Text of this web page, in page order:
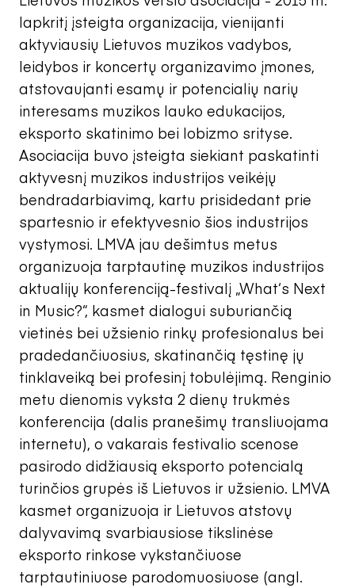
lapkritį įsteigta organizacija, vienijanti
aktyviausių Lietuvos muzikos vadybos,
leidybos ir koncertų organizavimo įmones,
atstovaujanti esamų ir potencialių narių
interesams muzikos lauko edukacijos,
eksporto skatinimo bei lobizmo srityse.
Asociacija buvo įsteigta siekiant paskatinti
aktyvesnį muzikos industrijos veikėjų
bendradarbiavimą, kartu prisidedant prie
spartesnio ir efektyvesnio šios industrijos
vystymosi. LMVA jau dešimtus metus
organizuoja tarptautinę muzikos industrijos
aktualijų konferenciją-festivalį „What‘s Next
in Music?“, kasmet dialogui suburiančią
vietinės bei užsienio rinkų profesionalus bei
pradedančiuosius, skatinančią tęstinę jų
tinklaveiką bei profesinį tobulėjimą. Renginio
metu dienomis vyksta 2 dienų trukmės
konferencija (dalis pranešimų transliuojama
internetu), o vakarais festivalio scenose
pasirodo didžiausią eksporto potencialą
turinčios grupės iš Lietuvos ir užsienio. LMVA
kasmet organizuoja ir Lietuvos atstovų
dalyvavimą svarbiausiose tikslinėse
eksporto rinkose vykstančiuose
tarptautiniuose parodomuosiuose (angl.